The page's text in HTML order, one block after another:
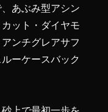
あぶみ型アシン
ット・ダイヤモ
ンチグレアサフ
ーケースバック